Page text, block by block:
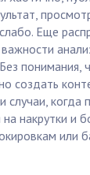
Еще
понимания,
создать
случаи, когда
накрутки и
или